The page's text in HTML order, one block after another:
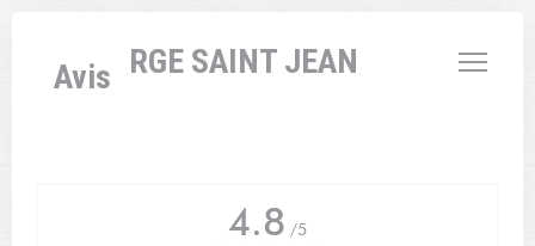
L'AUBERGE SAINT JEAN
Avis
4.8 /5